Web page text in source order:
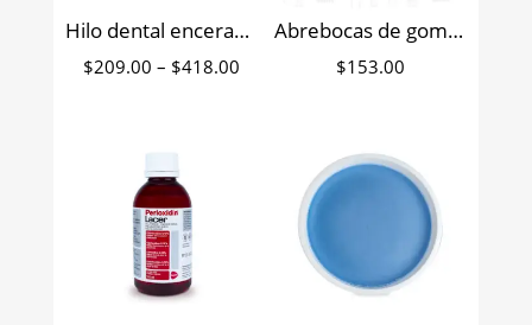
Hilo dental encerado seda con cera Dentup de 400 metros
$209.00 – $418.00
$418.00
Abrebocas de goma autoclavable McKesson con 3 eyectores
$153.00